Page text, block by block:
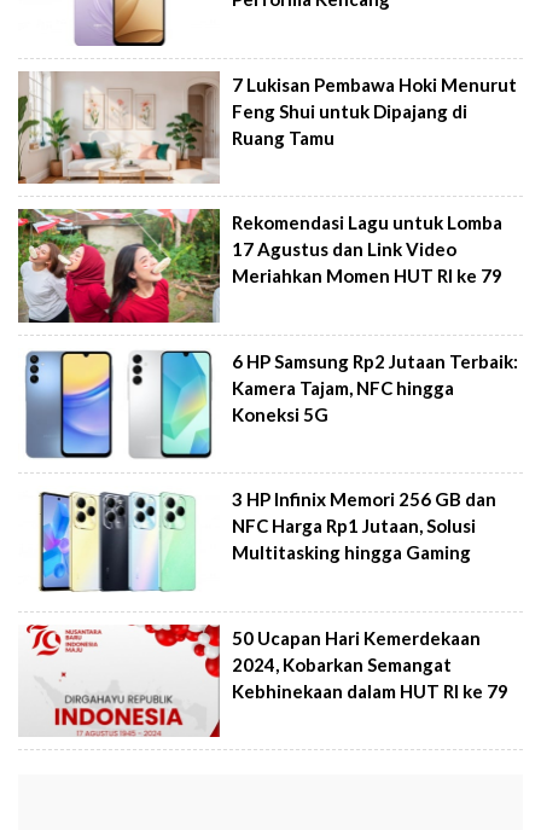
7 Lukisan Pembawa Hoki Menurut
Feng Shui untuk Dipajang di
Ruang Tamu
Rekomendasi Lagu untuk Lomba
17 Agustus dan Link Video
Meriahkan Momen HUT RI ke 79
6 HP Samsung Rp2 Jutaan Terbaik:
Kamera Tajam, NFC hingga
Koneksi 5G
3 HP Infinix Memori 256 GB dan
NFC Harga Rp1 Jutaan, Solusi
Multitasking hingga Gaming
50 Ucapan Hari Kemerdekaan
2024, Kobarkan Semangat
Kebhinekaan dalam HUT RI ke 79